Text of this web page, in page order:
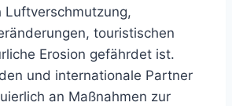
Luftverschmutzung,
touristischen
Erosion gefährdet ist.
und internationale Partner
an Maßnahmen zur